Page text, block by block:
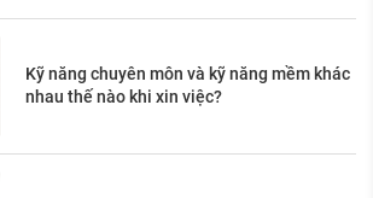
Kỹ năng chuyên môn và kỹ năng mềm khác
nhau thế nào khi xin việc?